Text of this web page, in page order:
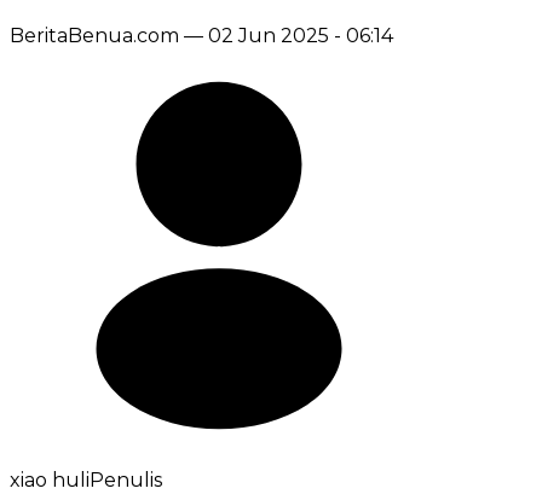
BeritaBenua.com — 02 Jun 2025 - 06:14
xiao huli Penulis